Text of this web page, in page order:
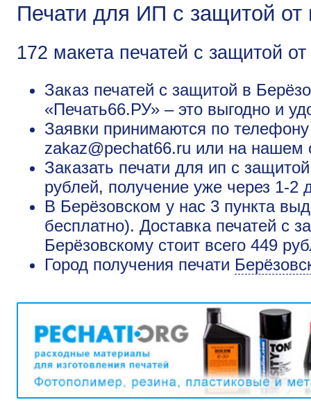
Печати для ИП с защитой от
172 макета печатей с защитой
Заказ печатей с защитой в
«Печать66.РУ» – это выгодно и
Заявки принимаются по
zakaz@pechat66.ru или на нашем
Заказать печати для ип с
рублей, получение уже через 1-2
В Берёзовском у нас 3 пункта
бесплатно). Доставка печатей с
Берёзовскому стоит всего 449
Город получения печати